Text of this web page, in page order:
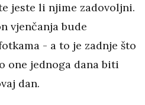
jeste li njime zadovoljni.
vjenčanja bude
- a to je zadnje što
one jednoga dana biti
dan.